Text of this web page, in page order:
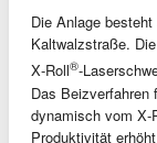
Die Anlage
Kaltwalzstraße.
X‑Roll®
Das Beizverfahren
dynamisch vom
Produktivität